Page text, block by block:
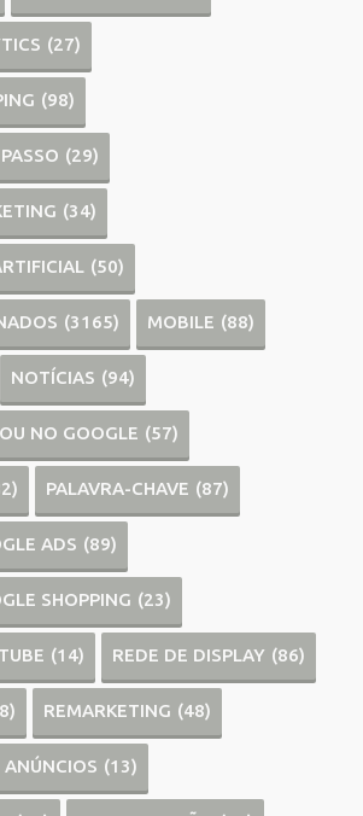
(27)
(98)
(29)
(34)
(50)
(3165) MOBILE (88)
NOTÍCIAS (94)
NO GOOGLE (57)
PALAVRA-CHAVE (87)
ADS (89)
SHOPPING (23)
(14) REDE DE DISPLAY (86)
REMARKETING (48)
ANÚNCIOS (13)